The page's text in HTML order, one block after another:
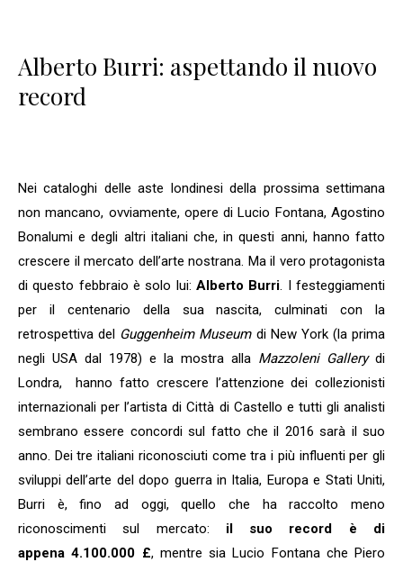
Alberto Burri: aspettando il nuovo
record
Nei cataloghi delle aste londinesi della prossima settimana
non mancano, ovviamente, opere di Lucio Fontana, Agostino
Bonalumi e degli altri italiani che, in questi anni, hanno fatto
crescere il mercato dell’arte nostrana. Ma il vero protagonista
di questo febbraio è solo lui: Alberto Burri. I festeggiamenti
per il centenario della sua nascita, culminati con la
retrospettiva del Guggenheim Museumdi New York (la prima
negli USA dal 1978) e la mostra alla Mazzoleni Gallerydi
Londra, hanno fatto crescere l’attenzione dei collezionisti
internazionali per l’artista di Città di Castello e tutti gli analisti
sembrano essere concordi sul fatto che il 2016 sarà il suo
anno. Dei tre italiani riconosciuti come tra i più influenti per gli
sviluppi dell’arte del dopo guerra in Italia, Europa e Stati Uniti,
Burri è, fino ad oggi, quello che ha raccolto meno
riconoscimenti sul mercato: il suo record è di
appena 4.100.000 £, mentre sia Lucio Fontana che Piero